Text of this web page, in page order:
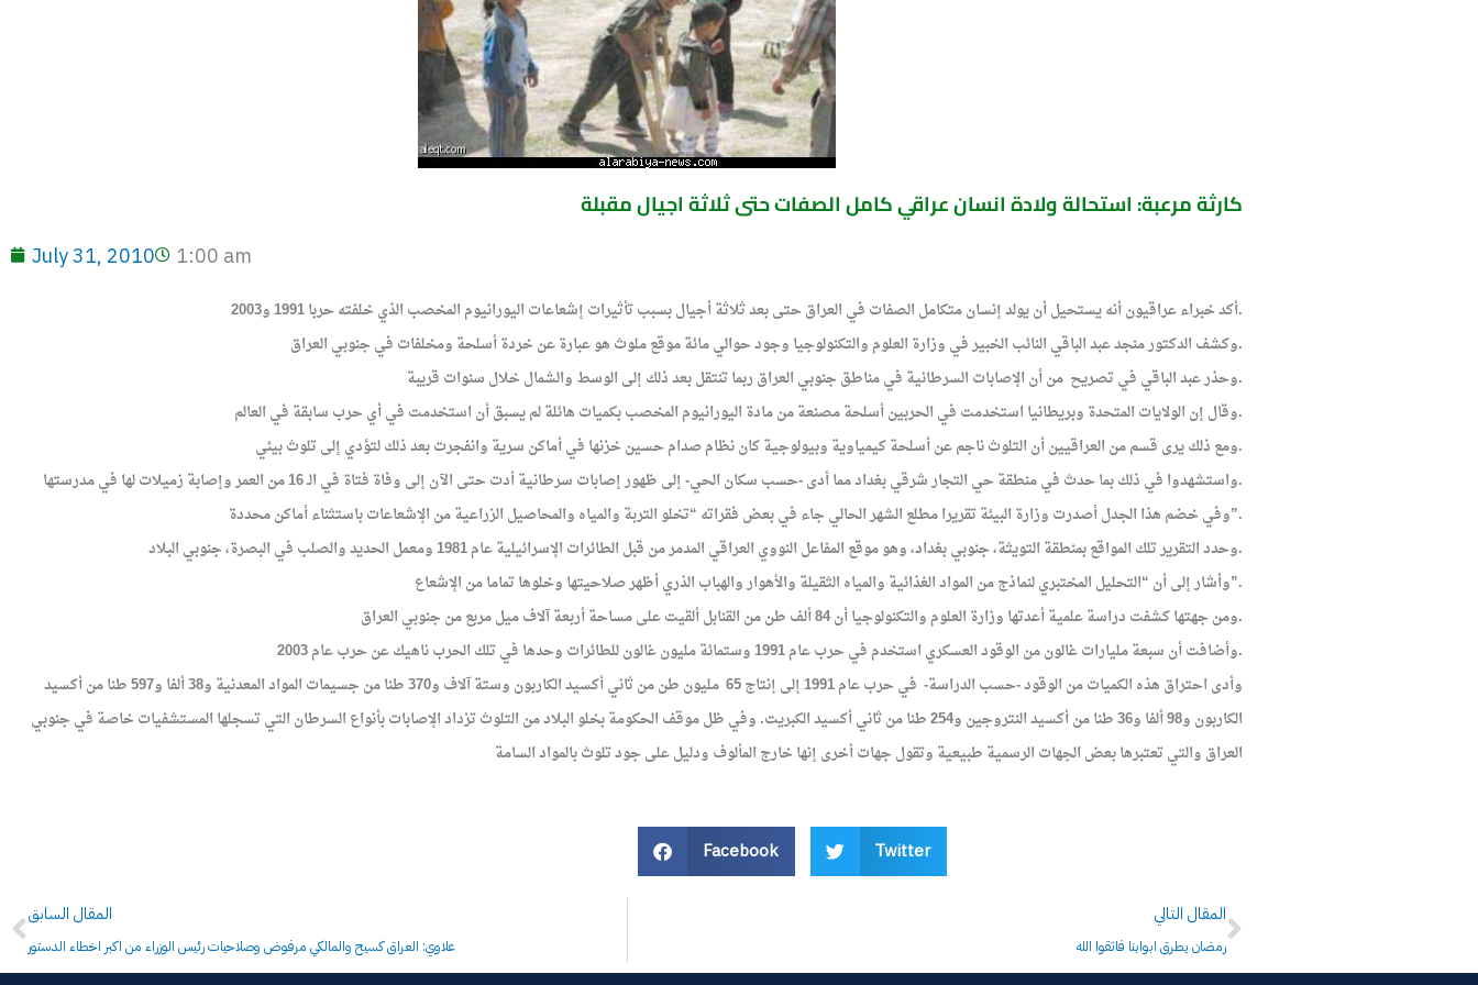
كارثة مرعبة: استحالة ولادة انسان عراقي كامل الصفات حتى ثلاثة اجيال مقبلة
July 31, 2010 1:00 am
أكد خبراء عراقيون أنه يستحيل أن يولد إنسان متكامل الصفات في العراق حتى بعد ثلاثة أجيال بسبب تأثيرات إشعاعات اليورانيوم المخصب الذي خلفته حربا 1991 و2003.
وكشف الدكتور منجد عبد الباقي النائب الخبير في وزارة العلوم والتكنولوجيا وجود حوالي مائة موقع ملوث هو عبارة عن خردة أسلحة ومخلفات في جنوبي العراق.
وحذر عبد الباقي في تصريح من أن الإصابات السرطانية في مناطق جنوبي العراق ربما تنتقل بعد ذلك إلى الوسط والشمال خلال سنوات قريبة.
وقال إن الولايات المتحدة وبريطانيا استخدمت في الحربين أسلحة مصنعة من مادة اليورانيوم المخصب بكميات هائلة لم يسبق أن استخدمت في أي حرب سابقة في العالم.
ومع ذلك يرى قسم من العراقيين أن التلوث ناجم عن أسلحة كيمياوية وبيولوجية كان نظام صدام حسين خزنها في أماكن سرية وانفجرت بعد ذلك لتؤدي إلى تلوث بيئي.
واستشهدوا في ذلك بما حدث في منطقة حي التجار شرقي بغداد مما أدى -حسب سكان الحي- إلى ظهور إصابات سرطانية أدت حتى الآن إلى وفاة فتاة في الـ 16 من العمر وإصابة زميلات لها في مدرستها.
وفي خضم هذا الجدل أصدرت وزارة البيئة تقريرا مطلع الشهر الحالي جاء في بعض فقراته “تخلو التربة والمياه والمحاصيل الزراعية من الإشعاعات باستثناء أماكن محددة”.
وحدد التقرير تلك المواقع بمنطقة التويثة، جنوبي بغداد، وهو موقع المفاعل النووي العراقي المدمر من قبل الطائرات الإسرائيلية عام 1981 ومعمل الحديد والصلب في البصرة، جنوبي البلاد.
وأشار إلى أن “التحليل المختبري لنماذج من المواد الغذائية والمياه الثقيلة والأهوار والهباب الذري أظهر صلاحيتها وخلوها تماما من الإشعاع”.
ومن جهتها كشفت دراسة علمية أعدتها وزارة العلوم والتكنولوجيا أن 84 ألف طن من القنابل ألقيت على مساحة أربعة آلاف ميل مربع من جنوبي العراق.
وأضافت أن سبعة مليارات غالون من الوقود العسكري استخدم في حرب عام 1991 وستمائة مليون غالون للطائرات وحدها في تلك الحرب ناهيك عن حرب عام 2003.
وأدى احتراق هذه الكميات من الوقود -حسب الدراسة- في حرب عام 1991 إلى إنتاج 65 مليون طن من ثاني أكسيد الكاربون وستة آلاف و370 طنا من جسيمات المواد المعدنية و38 ألفا و597 طنا من أكسيد
الكاربون و98 ألفا و36 طنا من أكسيد النتروجين و254 طنا من ثاني أكسيد الكبريت. وفي ظل موقف الحكومة بخلو البلاد من التلوث تزداد الإصابات بأنواع السرطان التي تسجلها المستشفيات خاصة في جنوبي
العراق والتي تعتبرها بعض الجهات الرسمية طبيعية وتقول جهات أخرى إنها خارج المألوف ودليل على جود تلوث بالمواد السامة
Facebook Twitter
Prev
المقال السابق
علاوي: العراق كسيح والمالكي مرفوض وصلاحيات رئيس الوزراء من اكبر اخطاء الدستور
المقال التالي
رمضان يطرق ابوابنا فاتقوا الله
Next